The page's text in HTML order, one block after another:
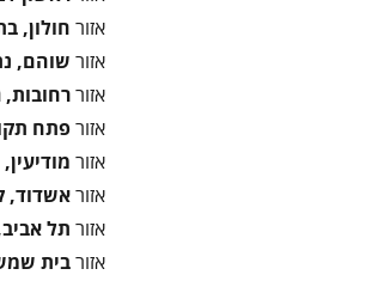
אזור חולון,
אזור שוהם,
אזוררחובות,
אזורפתח
אזור
אזוראשדוד,
אזור תל
אזורבית